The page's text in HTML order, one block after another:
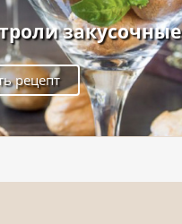
закусочные
рецепт